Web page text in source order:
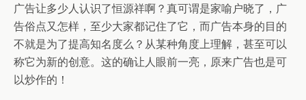
广告让多少人认识了恒源祥啊？真可谓是家喻户晓了，广
告俗点又怎样，至少大家都记住了它，而广告本身的目的
不就是为了提高知名度么？从某种角度上理解，甚至可以
称它为新的创意。这的确让人眼前一亮，原来广告也是可
以炒作的！